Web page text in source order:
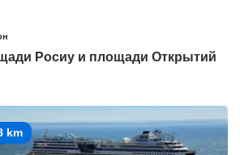
Росиу и площади Открытий
km